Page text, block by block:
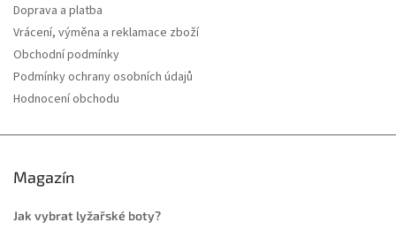
Doprava a platba
Vrácení, výměna a reklamace zboží
Obchodní podmínky
Podmínky ochrany osobních údajů
Hodnocení obchodu
Magazín
Jak vybrat lyžařské boty?